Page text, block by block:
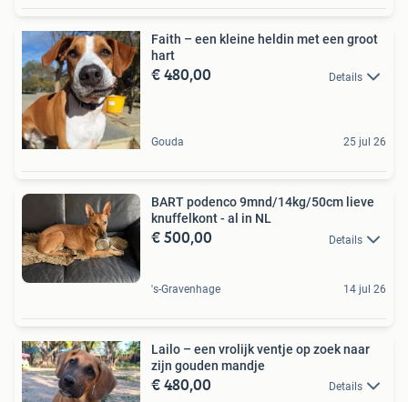
Faith – een kleine heldin met een groot
hart
€ 480,00 Details
Gouda 25 jul 26
BART podenco 9mnd/14kg/50cm lieve
knuffelkont - al in NL
€ 500,00 Details
's-Gravenhage 14 jul 26
Lailo – een vrolijk ventje op zoek naar
zijn gouden mandje
€ 480,00 Details